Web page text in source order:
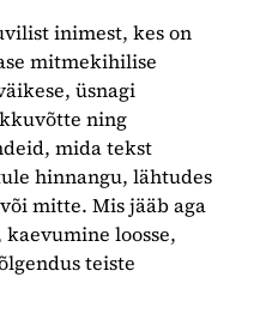
inimest, kes on
mitmekihilise
üsnagi
ning
mida tekst
hinnangu, lähtudes
mitte. Mis jääb aga
loosse,
teiste